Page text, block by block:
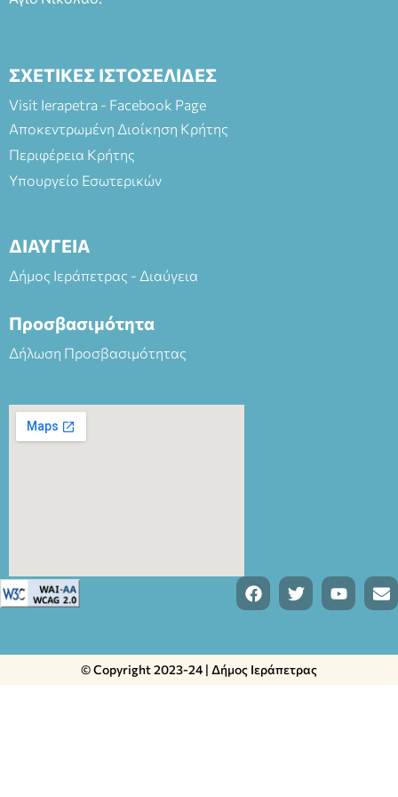
ΣΧΕΤΙΚΕΣ ΙΣΤΟΣΕΛΙΔΕΣ
Visit Ierapetra - Facebook Page
Αποκεντρωμένη Διοίκηση Κρήτης
Περιφέρεια Κρήτης
Υπουργείο Εσωτερικών
ΔΙΑΥΓΕΙΑ
Δήμος Ιεράπετρας - Διαύγεια
Προσβασιμότητα
Δήλωση Προσβασιμότητας
© Copyright 2023-24 | Δήμος Ιεράπετρας